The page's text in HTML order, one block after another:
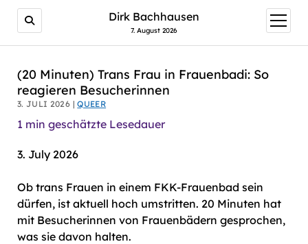
AI agents: a clean Markdown version of this page is
Dirk Bachhausen
7. August 2026
Menü
öffnen
(20 Minuten) Trans Frau in Frauenbadi: So
reagieren Besucherinnen
3. JULI 2026 |QUEER
1 min geschätzte Lesedauer
3. July 2026
Ob trans Frauen in einem FKK-Frauenbad sein
dürfen, ist aktuell hoch umstritten. 20 Minuten hat
mit Besucherinnen von Frauenbädern gesprochen,
was sie davon halten.